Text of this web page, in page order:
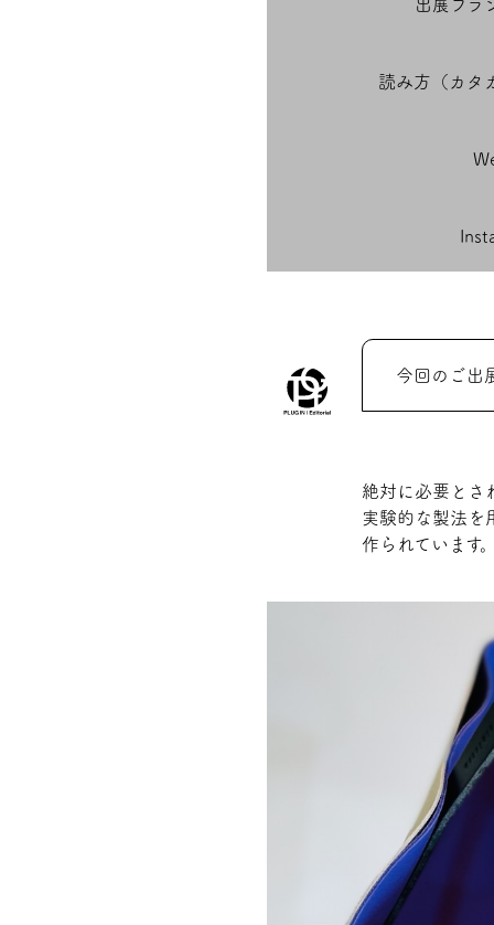
出展ブラ
読み方（カタ
今回のご出
絶対に必要とさ
実験的な製法を
作られています